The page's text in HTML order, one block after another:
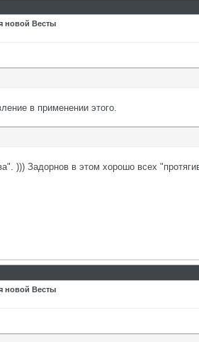
новой Весты
в применении этого.
))) Задорнов в этом хорошо всех
новой Весты